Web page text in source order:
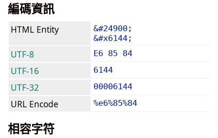
編碼資訊
HTML Entity
&#24900;
&#x6144;
UTF-8 E6 85 84
UTF-16 6144
UTF-32 00006144
URL Encode %e6%85%84
相容字符